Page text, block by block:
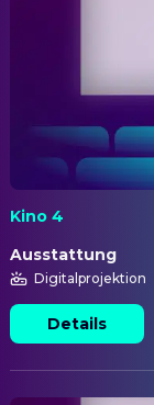
Kino 4
Ausstattung
Digitalprojektion
Details